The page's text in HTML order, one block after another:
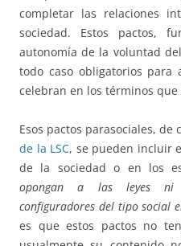
completar las relaciones
sociedad. Estos pactos,
autonomía de la voluntad
todo caso obligatorios para
celebran en los términos que
Esos pactos parasociales, de
de la LSC, se pueden incluir
de la sociedad o en los
opongan a las leyes ni
configuradores del tipo social
es que estos pactos no